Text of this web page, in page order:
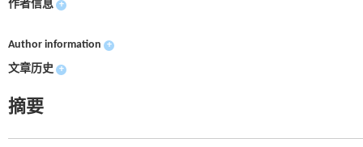
作者信息 +
Author information +
文章历史 +
摘要